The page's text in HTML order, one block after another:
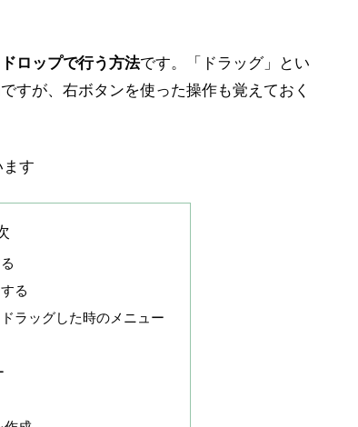
ロップで行う方法です。「ドラッグ」とい
すが、右ボタンを使った操作も覚えておく
す
る
ラッグした時のメニュー